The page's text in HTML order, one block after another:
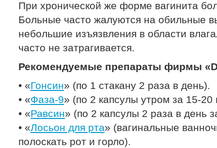
При хронической же форме вагинита
Больные часто жалуются на обильные
небольшие изъязвления в области
часто не затрагивается.
Рекомендуемые препараты фирмы
• «Гонсин» (по 1 стакану 2 раза в день).
• «Фаза-9» (по 2 капсулы утром за 15-
• «Равсин» (по 2 капсулы 2 раза в день
• «Лосьон для рта» (вагинальные
полоскать рот и горло).